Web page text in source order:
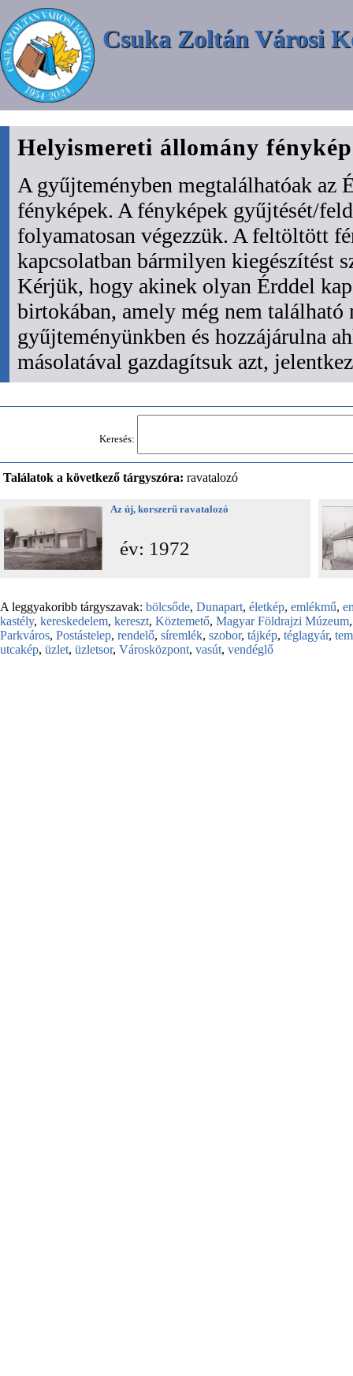
Csuka Zoltán Városi
Helyismereti állomány
A gyűjteményben megtalálhatóak az
fényképek. A fényképek gyűjtését/
folyamatosan végezzük. A feltöltött
kapcsolatban bármilyen kiegészítést
Kérjük, hogy akinek olyan Érddel
birtokában, amely még nem található
gyűjteményünkben és hozzájárulna
másolatával gazdagítsuk azt,
Keresés:
Találatok a következő tárgyszóra: ravatalozó
Az új, korszerű ravatalozó
év: 1972
A leggyakoribb tárgyszavak: bölcsőde, Dunapart, életkép, emlékmű,
kastély, kereskedelem, kereszt, Köztemető, Magyar Földrajzi Múzeum
Parkváros, Postástelep, rendelő, síremlék, szobor, tájkép, téglagyár,
utcakép, üzlet, üzletsor, Városközpont, vasút, vendéglő